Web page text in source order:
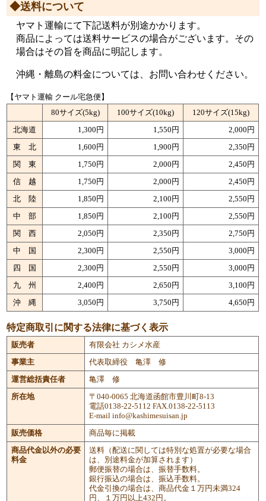
◆送料について
ヤマト運輸にて下記送料が別途かかります。
商品によっては送料サービスの場合がございます。その
場合はその旨を商品に明記します。
沖縄・離島の料金については、お問い合わせください。
【ヤマト運輸 クール宅急便】
80サイズ(5kg) 100サイズ(10kg) 120サイズ(15kg)
北海道
1,300円 1,550円
2,000円
東 北
1,600円 1,900円
2,350円
関 東
1,750円 2,000円
2,450円
信 越
1,750円 2,000円
2,450円
北 陸
1,850円 2,100円
2,550円
中 部
1,850円 2,100円
2,550円
関 西
2,050円 2,350円
2,750円
中 国
2,300円 2,550円
3,000円
四 国
2,300円 2,550円
3,000円
九 州
2,400円 2,650円
3,100円
沖 縄
3,050円 3,750円 4,650円
特定商取引に関する法律に基づく表示
販売者
有限会社 カシメ水産
事業主
代表取締役 亀澤 修
運営総括責任者
亀澤 修
所在地
〒040-0065 北海道函館市豊川町8-13
電話0138-22-5112 FAX.0138-22-5113
E-mail info@kashimesuisan.jp
販売価格
商品毎に掲載
商品代金以外の必要
料金
送料（配送に関しては特別な処置が必要な場合
は、別途料金が加算されます）
郵便振替の場合は、振替手数料。
銀行振込の場合は、振込手数料。
代金引換の場合は、商品代金１万円未満324
円、１万円以上432円。